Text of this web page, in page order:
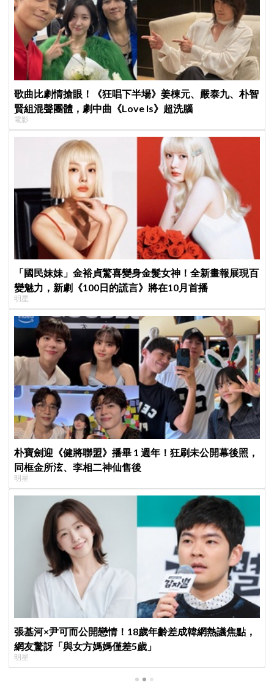
歌曲比劇情搶眼！《狂唱下半場》姜棟元、嚴泰九、朴智
賢組混聲團體，劇中曲《Love Is》超洗腦
電影
「國民妹妹」金裕貞驚喜變身金髮女神！全新畫報展現百
變魅力，新劇《100日的謊言》將在10月首播
明星
朴寶劍迎《健將聯盟》播畢 1 週年！狂刷未公開幕後照，
同框金所泫、李相二神仙售後
明星
張基河×尹可而公開戀情！18歲年齡差成韓網熱議焦點，
網友驚訝「與女方媽媽僅差5歲」
明星